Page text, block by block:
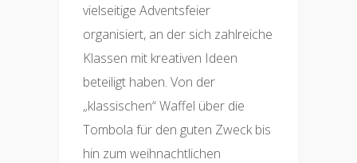
vielseitige Adventsfeier
organisiert, an der sich zahlreiche
Klassen mit kreativen Ideen
beteiligt haben. Von der
„klassischen“ Waffel über die
Tombola für den guten Zweck bis
hin zum weihnachtlichen